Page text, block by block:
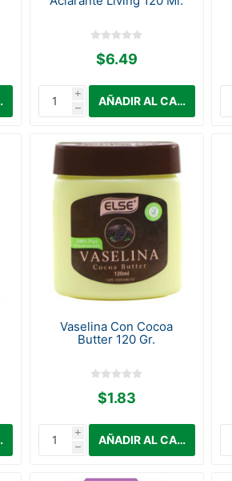
$6.49
i
h
Vaselina Con Cocoa
Butter 120 Gr.
$1.83
i
h